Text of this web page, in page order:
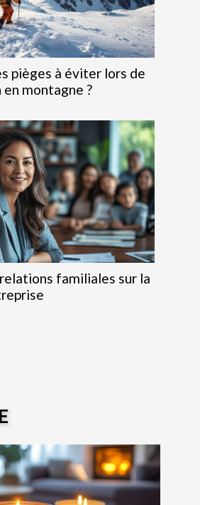
pièges à éviter lors de
montagne ?
familiales sur la